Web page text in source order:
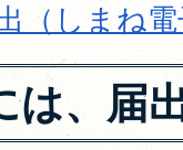
（しまね
は、届